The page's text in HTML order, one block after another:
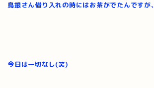
鳥銀さん借り入れの時にはお茶がでたんですが、
今日は一切なし(笑)